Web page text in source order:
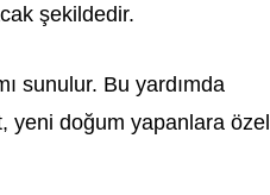
şekildedir.
sunulur. Bu yardımda
yeni doğum yapanlara özel